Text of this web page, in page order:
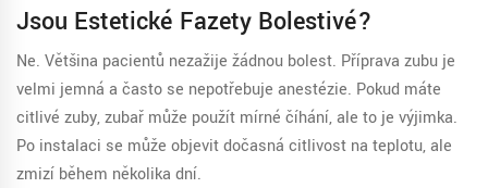
Jsou Estetické Fazety Bolestivé?
Ne. Většina pacientů nezažije žádnou bolest. Příprava zubu je
velmi jemná a často se nepotřebuje anestézie. Pokud máte
citlivé zuby, zubař může použít mírné číhání, ale to je výjimka.
Po instalaci se může objevit dočasná citlivost na teplotu, ale
zmizí během několika dní.